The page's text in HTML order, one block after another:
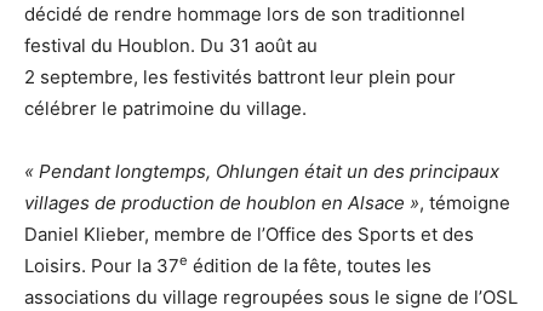
décidé de rendre hommage lors de son traditionnel
festival du Houblon. Du 31 août au
2 septembre, les festivités battront leur plein pour
célébrer le patrimoine du village.
« Pendant longtemps, Ohlungen était un des principaux
villages de production de houblon en Alsace », témoigne
Daniel Klieber, membre de l’Office des Sports et des
Loisirs. Pour la 37e édition de la fête, toutes les
associations du village regroupées sous le signe de l’OSL